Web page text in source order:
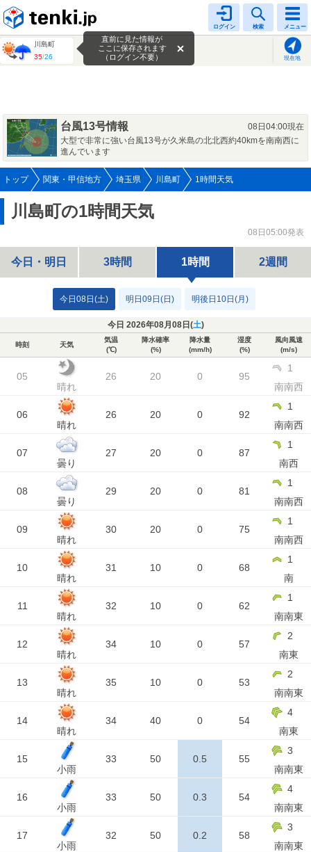
ログイン 検索 メニュー
川島町
35/26 現在地
直前に見た情報が
ここに保存されます
（ログイン不要）
台風13号情報
08日04:00現在
大型で非常に強い台風13号が久米島の北北西約40kmを南南西に
進んでいます
トップ 関東・甲信地方 埼玉県 川島町 1時間天気
川島町の1時間天気
08日05:00発表
今日・明日 3時間 1時間 2週間
今日08日(土) 明日09日(日) 明後日10日(月)
今日 2026年08月08日(土)
時刻 天気
気温
(℃)
降水確率
(%)
降水量
(mm/h)
湿度
(%)
風向風速
(m/s)
05
晴れ
26 20 0 95
1
南南西
06
晴れ
26 20 0 92
1
南南西
07
曇り
27 20 0 87
1
南西
08
曇り
29 20 0 81
1
南南西
09
晴れ
30 20 0 75
1
南南西
10
晴れ
31 10 0 68
1
南
11
晴れ
32 10 0 62
1
南南東
12
晴れ
34 10 0 57
2
南東
13
晴れ
35 10 0 53
2
南南東
14
晴れ
34 40 0 54
4
南東
15
小雨
33 50 0.5 55
3
南南東
16
小雨
33 50 0.3 54
4
南南東
17
小雨
32 50 0.2 58
3
南南東